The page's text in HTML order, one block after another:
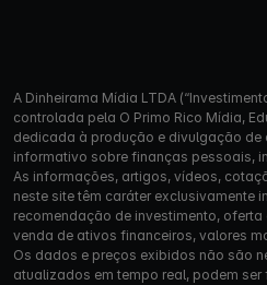
A Dinheirama Mídia LTDA
controlada pela O Primo Rico Mídia,
dedicada à produção e divulgação de
informativo sobre finanças pessoais,
As informações, artigos, vídeos,
neste site têm caráter exclusivamente
recomendação de investimento,
venda de ativos financeiros, valores
Os dados e preços exibidos não são
atualizados em tempo real, podem